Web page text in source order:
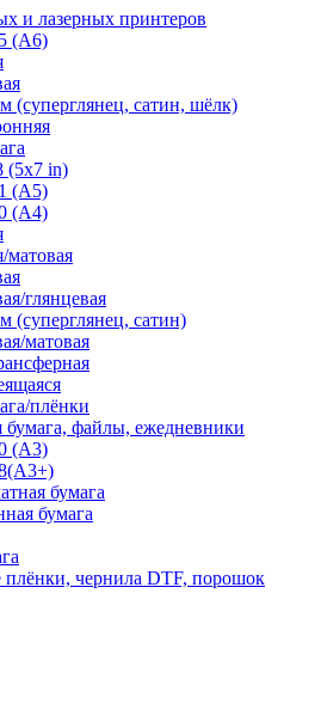
и лазерных принтеров
(A6)
(суперглянец, сатин, шёлк)
(5x7 in)
(A5)
(А4)
матовая
глянцевая
(суперглянец, сатин)
матовая
плёнки
бумага, файлы, ежедневники
(А3)
бумага
бумага
плёнки, чернила DTF, порошок